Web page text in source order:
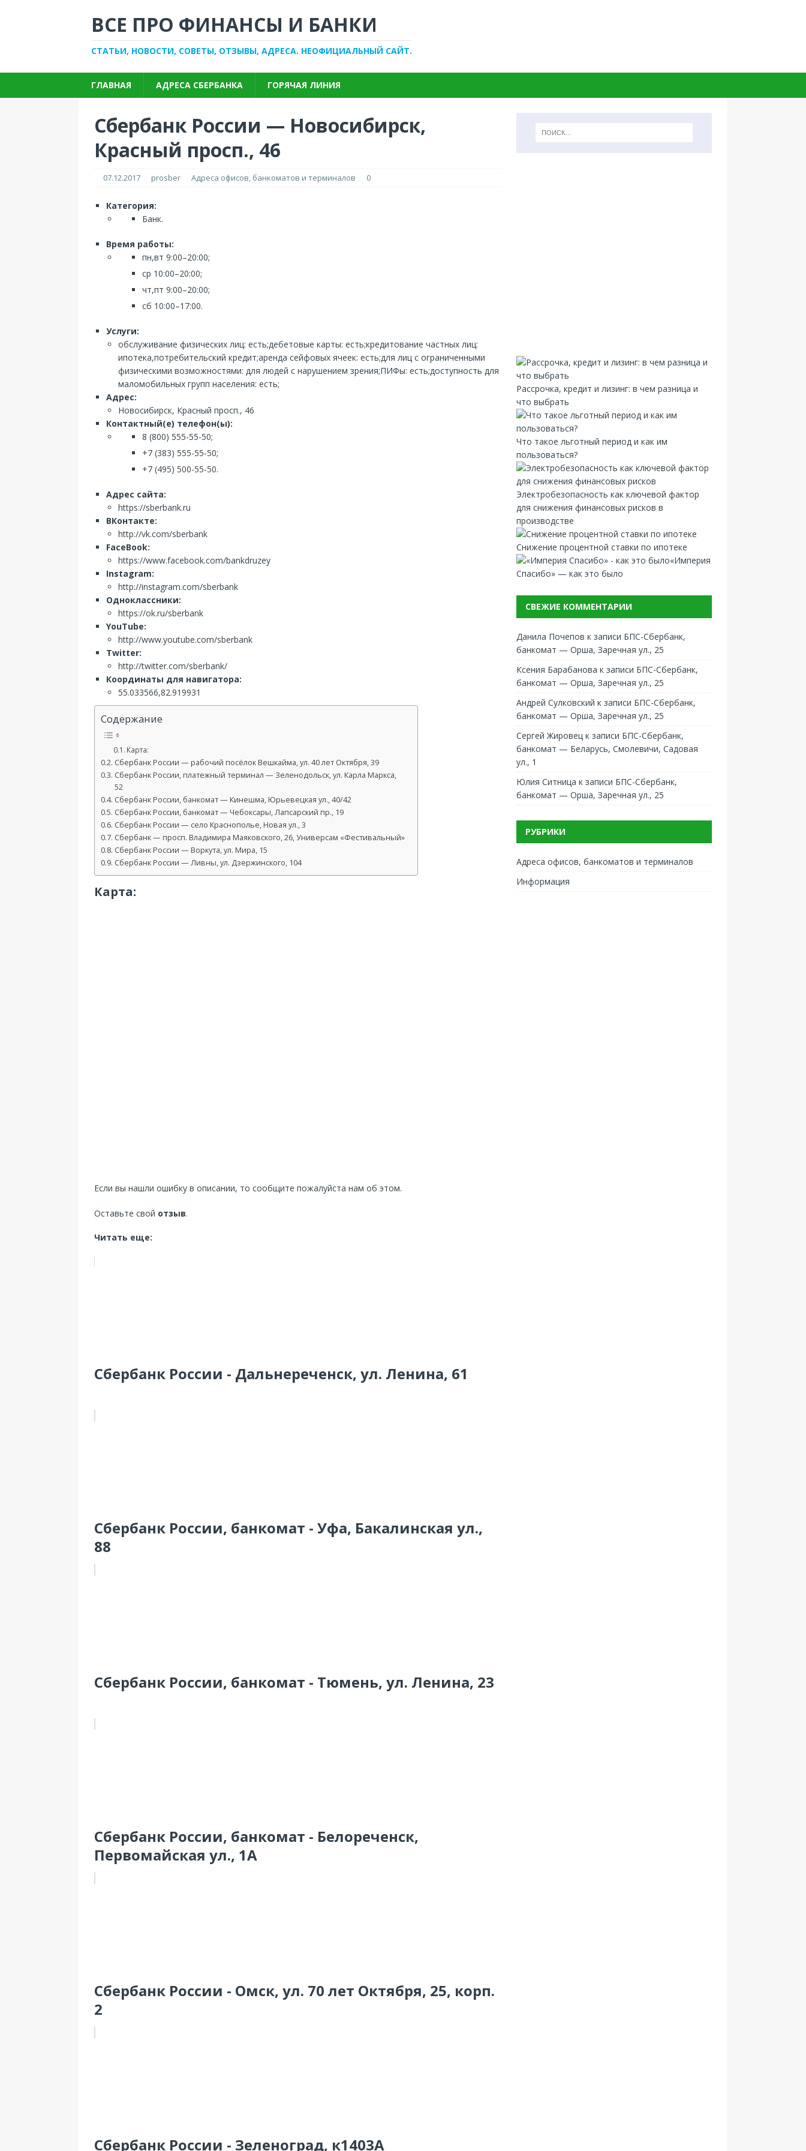
ВСЕ ПРО ФИНАНСЫ И БАНКИ
СТАТЬИ, НОВОСТИ, СОВЕТЫ, ОТЗЫВЫ, АДРЕСА. НЕОФИЦИАЛЬНЫЙ САЙТ.
ГЛАВНАЯ АДРЕСА СБЕРБАНКА ГОРЯЧАЯ ЛИНИЯ
Сбербанк России — Новосибирск,
Красный просп., 46
07.12.2017 prosber Адреса офисов, банкоматов и терминалов 0
Категория:
Банк.
Время работы:
пн,вт 9:00–20:00;
ср 10:00–20:00;
чт,пт 9:00–20:00;
сб 10:00–17:00.
Услуги:
обслуживание физических лиц: есть;дебетовые карты: есть;кредитование частных лиц:
ипотека,потребительский кредит;аренда сейфовых ячеек: есть;для лиц с ограниченными
физическими возможностями: для людей с нарушением зрения;ПИФы: есть;доступность для
маломобильных групп населения: есть;
Адрес:
Новосибирск, Красный просп., 46
Контактный(е) телефон(ы):
8 (800) 555-55-50;
+7 (383) 555-55-50;
+7 (495) 500-55-50.
Адрес сайта:
https://sberbank.ru
ВКонтакте:
http://vk.com/sberbank
FaceBook:
https://www.facebook.com/bankdruzey
Instagram:
http://instagram.com/sberbank
Одноклассники:
https://ok.ru/sberbank
YouTube:
http://www.youtube.com/sberbank
Twitter:
http://twitter.com/sberbank/
Координаты для навигатора:
55.033566,82.919931
Содержание
Карта:
Сбербанк России — рабочий посёлок Вешкайма, ул. 40 лет Октября, 39
Сбербанк России, платежный терминал — Зеленодольск, ул. Карла Маркса,
52
Сбербанк России, банкомат — Кинешма, Юрьевецкая ул., 40/42
Сбербанк России, банкомат — Чебоксары, Лапсарский пр., 19
Сбербанк России — село Краснополье, Новая ул., 3
Сбербанк — просп. Владимира Маяковского, 26, Универсам «Фестивальный»
Сбербанк России — Воркута, ул. Мира, 15
Сбербанк России — Ливны, ул. Дзержинского, 104
Карта:
Если вы нашли ошибку в описании, то сообщите пожалуйста нам об этом.
Оставьте свой отзыв.
Читать еще:
Сбербанк России - Дальнереченск, ул. Ленина, 61
Сбербанк России, банкомат - Уфа, Бакалинская ул.,
88
Сбербанк России, банкомат - Тюмень, ул. Ленина, 23
Сбербанк России, банкомат - Белореченск,
Первомайская ул., 1А
Сбербанк России - Омск, ул. 70 лет Октября, 25, корп.
2
Сбербанк России - Зеленоград, к1403А
Рассрочка, кредит и лизинг: в чем разница и
что выбрать
Что такое льготный период и как им
пользоваться?
Электробезопасность как ключевой фактор
для снижения финансовых рисков в
производстве
Снижение процентной ставки по ипотеке
«Империя
Спасибо» — как это было
СВЕЖИЕ КОММЕНТАРИИ
Данила Почепов к записи БПС-Сбербанк,
банкомат — Орша, Заречная ул., 25
Ксения Барабанова к записи БПС-Сбербанк,
банкомат — Орша, Заречная ул., 25
Андрей Сулковский к записи БПС-Сбербанк,
банкомат — Орша, Заречная ул., 25
Сергей Жировец к записи БПС-Сбербанк,
банкомат — Беларусь, Смолевичи, Садовая
ул., 1
Юлия Ситница к записи БПС-Сбербанк,
банкомат — Орша, Заречная ул., 25
РУБРИКИ
Адреса офисов, банкоматов и терминалов
Информация